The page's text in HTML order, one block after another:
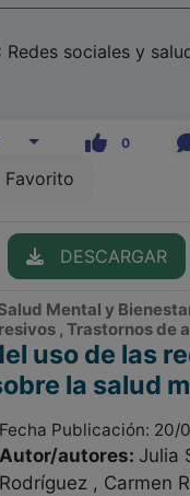
Redes sociales y
0
DESCARGAR
Mental y
, Trastornos de
uso de las
la salud
Fecha Publicación: 20/
Autor/autores: Julia
Rodríguez , Carmen